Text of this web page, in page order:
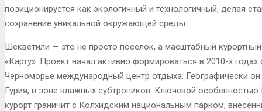
позиционируется как экологичный и технологичный, делая
сохранение уникальной окружающей среды.
Шекветили — это не просто поселок, а масштабный
«Карту». Проект начал активно формироваться в 2010-х
Черноморье международный центр отдыха. Географически он
Гурия, в зоне влажных субтропиков. Ключевой
курорт граничит с Колхидским национальным парком,